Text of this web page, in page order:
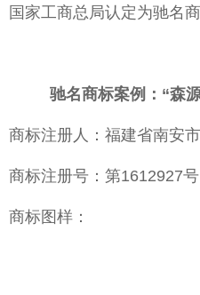
国家工商总局认定为驰名商
驰名商标案例：“森
商标注册人：福建省南安
商标注册号：第1612927
商标图样：